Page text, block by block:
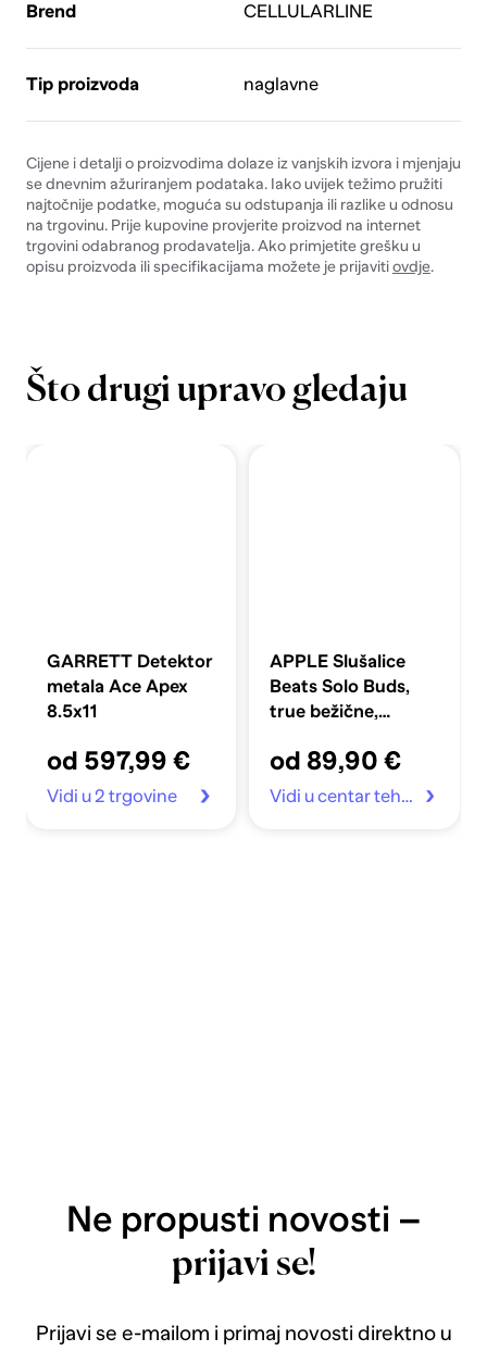
Brend CELLULARLINE
Tip proizvoda naglavne
Cijene i detalji o proizvodima dolaze iz vanjskih izvora i mjenjaju
se dnevnim ažuriranjem podataka. Iako uvijek težimo pružiti
najtočnije podatke, moguća su odstupanja ili razlike u odnosu
na trgovinu. Prije kupovine provjerite proizvod na internet
trgovini odabranog prodavatelja. Ako primjetite grešku u
opisu proizvoda ili specifikacijama možete je prijavitiovdje.
Što drugi upravo gledaju
GARRETT Detektor
metala Ace Apex
8.5x11
od 597,99 €
Vidi u 2 trgovine
APPLE Slušalice
Beats Solo Buds,
true bežične,
od 89,90 €
Vidi u centar tehnike
Ne propusti novosti –
prijavi se!
Prijavi se e-mailom i primaj novosti direktno u